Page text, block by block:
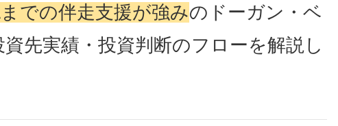
での伴走支援が強みのドーガン・ベ
先実績・投資判断のフローを解説し